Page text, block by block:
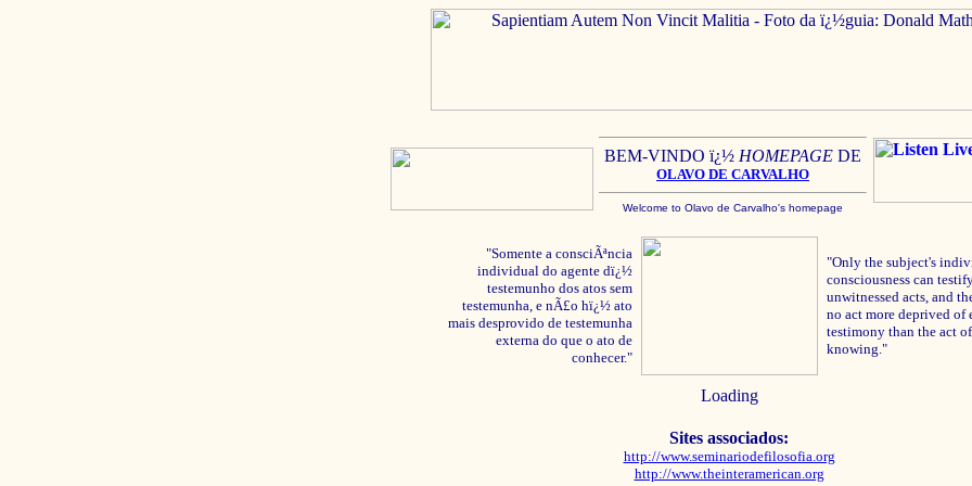
BEM-VINDO ï¿½ HOMEPAGE DE
OLAVO DE CARVALHO
Welcome to Olavo de Carvalho's homepage
"Somente a consciÃªncia
individual do agente dï¿½
testemunho dos atos sem
testemunha, e nÃ£o hï¿½ ato
mais desprovido de testemunha
externa do que o ato de
conhecer."
"Only the subject's
consciousness can
unwitnessed acts, and
no act more deprived of
testimony than the act of
knowing."
Loading
Sites associados:
http://www.seminariodefilosofia.org
http://www.theinteramerican.org